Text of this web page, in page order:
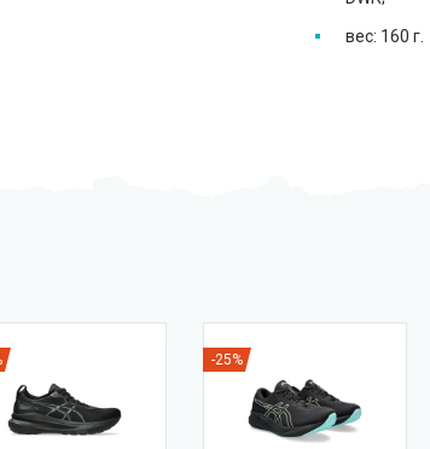
вес: 160 г.
-25%